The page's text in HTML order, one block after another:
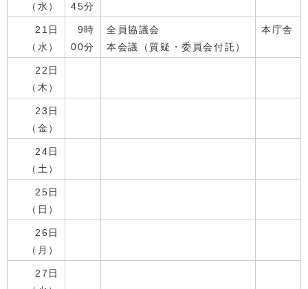
（水）
45分
21日
（水）
9時
00分
全員協議会
本会議（質疑・委員会付託）
本庁舎
22日
（木）
23日
（金）
24日
（土）
25日
（日）
26日
（月）
27日